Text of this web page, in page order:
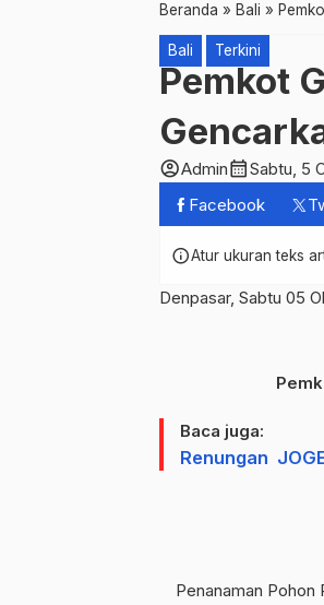
Beranda » Bali »
Bali Terkini
Pemkot
account_circleAdmincalendar_monthSabtu, 5
Facebook
infoAtur ukuran teks
Denpasar, Sabtu 05
Baca juga:
Renungan
Penanaman Pohon